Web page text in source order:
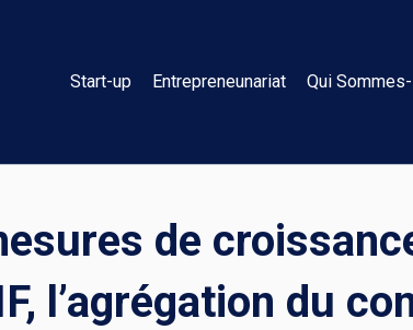
Start-up Entrepreneunariat Qui
de
l’agrégation du